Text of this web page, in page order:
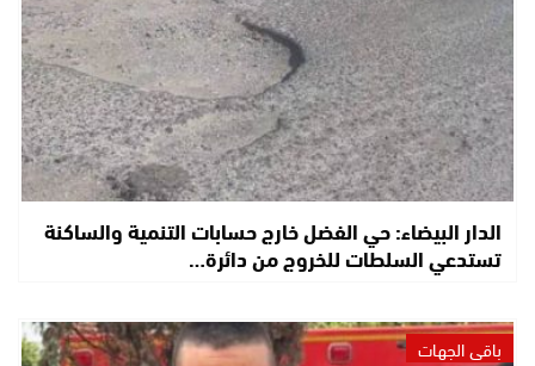
الدار البيضاء: حي الفضل خارج حسابات التنمية والساكنة
تستدعي السلطات للخروج من دائرة…
باقي الجهات